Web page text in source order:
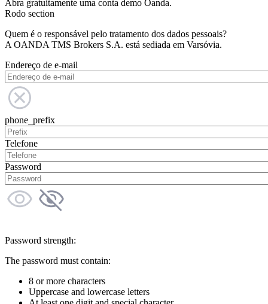
Abra gratuitamente uma conta demo Oanda.
Rodo section
Quem é o responsável pelo tratamento dos dados pessoais?
A OANDA TMS Brokers S.A. está sediada em Varsóvia.
Endereço de e-mail
phone_prefix
Telefone
Password
Password strength:
The password must contain:
8 or more characters
Uppercase and lowercase letters